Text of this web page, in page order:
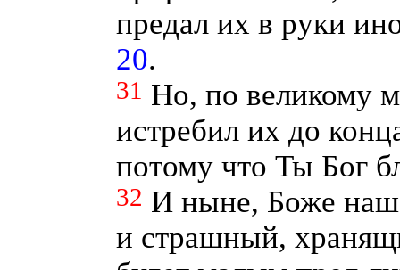
предал их в руки
20.
31 Но, по великому
истребил их до
потому что Ты Бог
32 И ныне, Боже
и страшный,